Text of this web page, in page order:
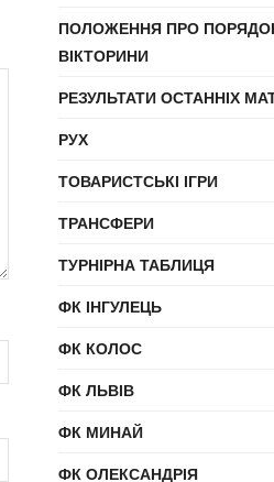
ПОЛОЖЕННЯ ПРО
ВІКТОРИНИ
РЕЗУЛЬТАТИ ОСТАННІХ
РУХ
ТОВАРИСТСЬКІ ІГРИ
ТРАНСФЕРИ
ТУРНІРНА ТАБЛИЦЯ
ФК ІНГУЛЕЦЬ
ФК КОЛОС
ФК ЛЬВІВ
ФК МИНАЙ
ФК ОЛЕКСАНДРІЯ